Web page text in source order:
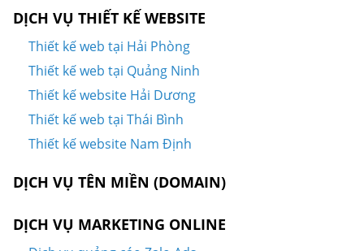
DỊCH VỤ THIẾT KẾ WEBSITE
Thiết kế web tại Hải Phòng
Thiết kế web tại Quảng Ninh
Thiết kế website Hải Dương
Thiết kế web tại Thái Bình
Thiết kế website Nam Định
DỊCH VỤ TÊN MIỀN (DOMAIN)
DỊCH VỤ MARKETING ONLINE